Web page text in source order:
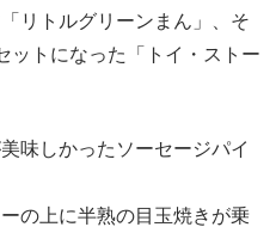
リトルグリーンまん」、そ
ットになった「トイ・ストー
味しかったソーセージパイ
の上に半熟の目玉焼きが乗